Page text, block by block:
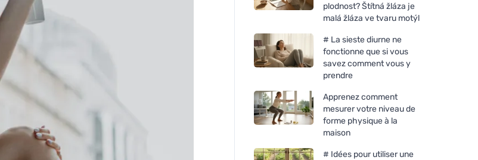
plodnost? Štítná žláza je
malá žláza ve tvaru motýl
# La sieste diurne ne
fonctionne que si vous
savez comment vous y
prendre
Apprenez comment
mesurer votre niveau de
forme physique à la
maison
# Idées pour utiliser une